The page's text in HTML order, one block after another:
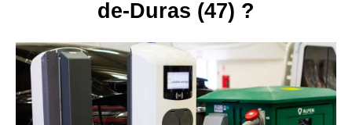
de-Duras (47) ?